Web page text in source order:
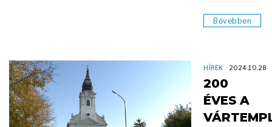
Bővebben
HÍREK 2024.10.28
200
ÉVES A